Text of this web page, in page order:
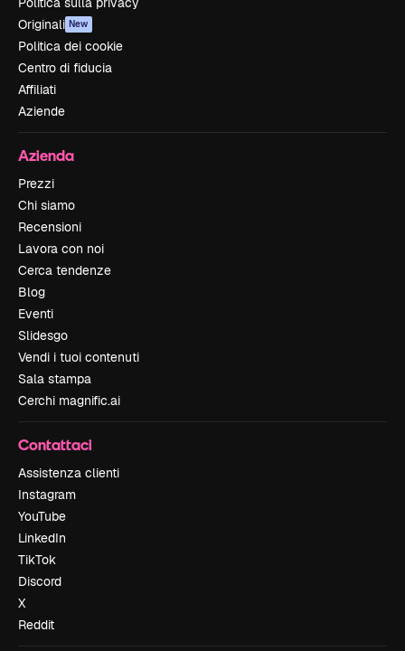
Originali New
Politica dei cookie
Centro di fiducia
Affiliati
Aziende
Azienda
Prezzi
Chi siamo
Recensioni
Lavora con noi
Cerca tendenze
Blog
Eventi
Slidesgo
Vendi i tuoi contenuti
Sala stampa
Cerchi magnific.ai
Contattaci
Assistenza clienti
Instagram
YouTube
LinkedIn
TikTok
Discord
X
Reddit